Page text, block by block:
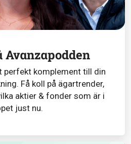
Avanzapodden
perfekt komplement till din
Få koll på ägartrender,
aktier & fonder som är i
just nu.